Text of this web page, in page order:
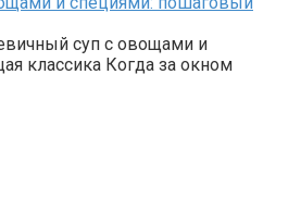
суп с овощами и
классика Когда за окном